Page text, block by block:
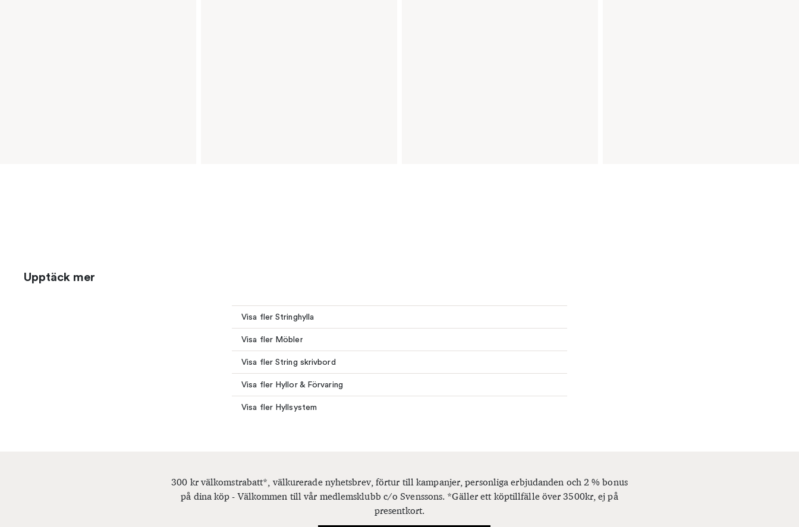
Upptäck mer
Visa fler Stringhylla
Visa fler Möbler
Visa fler String skrivbord
Visa fler Hyllor & Förvaring
Visa fler Hyllsystem
300 kr välkomstrabatt*, välkurerade nyhetsbrev, förtur till kampanjer, personliga erbjudanden och 2 % bonus
på dina köp - Välkommen till vår medlemsklubb c/o Svenssons. *Gäller ett köptillfälle över 3500kr, ej på
presentkort.